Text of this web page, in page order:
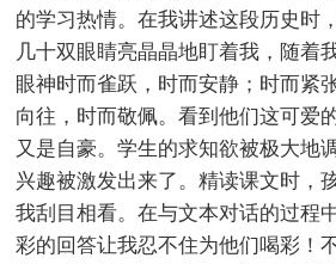
的学习热情。在我讲述这段历史时
几十双眼睛亮晶晶地盯着我，随着
眼神时而雀跃，时而安静；时而紧
向往，时而敬佩。看到他们这可爱
又是自豪。学生的求知欲被极大地
兴趣被激发出来了。精读课文时，
我刮目相看。在与文本对话的过程
彩的回答让我忍不住为他们喝彩！